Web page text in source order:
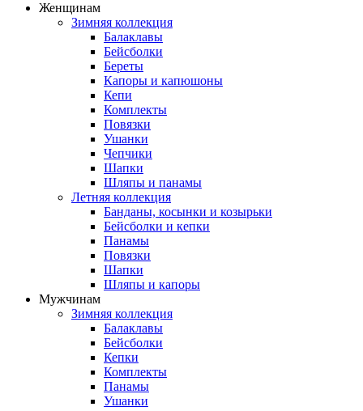
Женщинам
Зимняя коллекция
Балаклавы
Бейсболки
Береты
Капоры и капюшоны
Кепи
Комплекты
Повязки
Ушанки
Чепчики
Шапки
Шляпы и панамы
Летняя коллекция
Банданы, косынки и козырьки
Бейсболки и кепки
Панамы
Повязки
Шапки
Шляпы и капоры
Мужчинам
Зимняя коллекция
Балаклавы
Бейсболки
Кепки
Комплекты
Панамы
Ушанки